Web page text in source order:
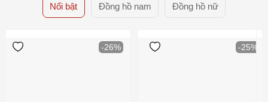
Nổi bật Đồng hồ nam Đồng hồ nữ
-26% -25%